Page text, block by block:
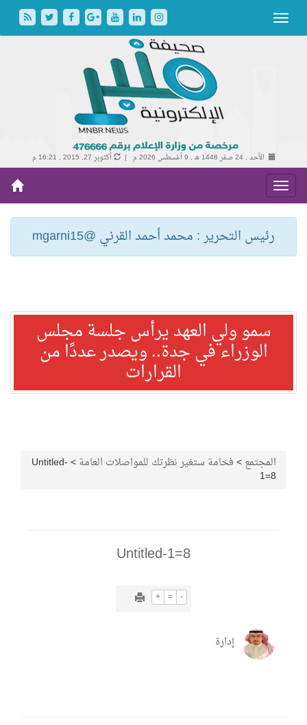
الأحد , 24 صفر 1448 هـ , 9 أغسطس 2026 م | أكتوبر 27, 2015 , 16:21 م
رئيس التحرير : محمد أحمد القرني @mgarni15
سمو ولي العهد يرأس جلسة مجلس
الوزراء في جدة.. ويصدر عددًا من
القرارات
المجتمع>فخامة ستغير نظرتك للمواصلات العامة>
Untitled-
1=8
Untitled-1=8
+ = -
إدارة